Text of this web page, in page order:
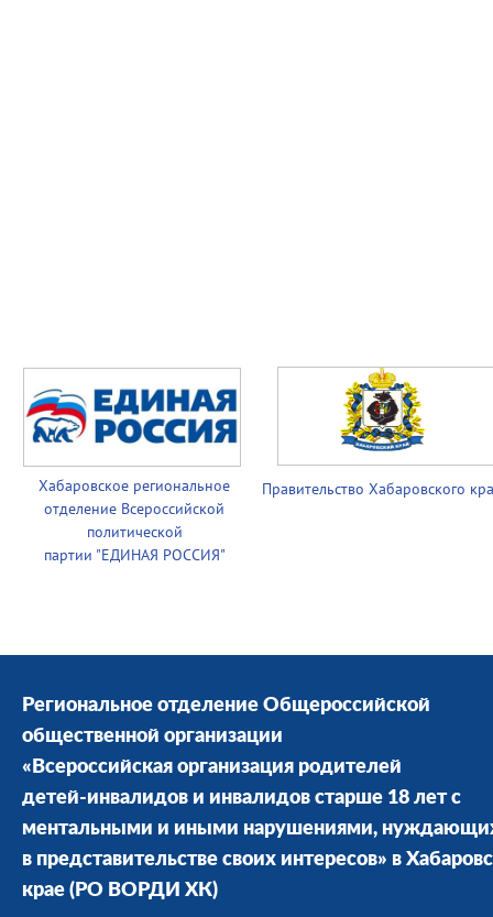
Хабаровское региональное
отделение Всероссийской
политической
партии "ЕДИНАЯ РОССИЯ"
Правительство Хабаровского
Региональное отделение Общероссийской
общественной организации
«Всероссийская организация родителей
детей-инвалидов и инвалидов старше 18 лет с
ментальными и иными нарушениями,
в представительстве своих интересов» в
крае (РО ВОРДИ ХК)